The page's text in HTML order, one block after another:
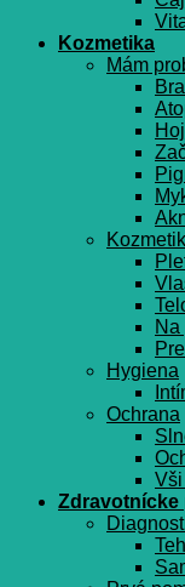
Kozmetika
Mám
Na
Hygiena
Ochrana
Vši
Zdravotnícke